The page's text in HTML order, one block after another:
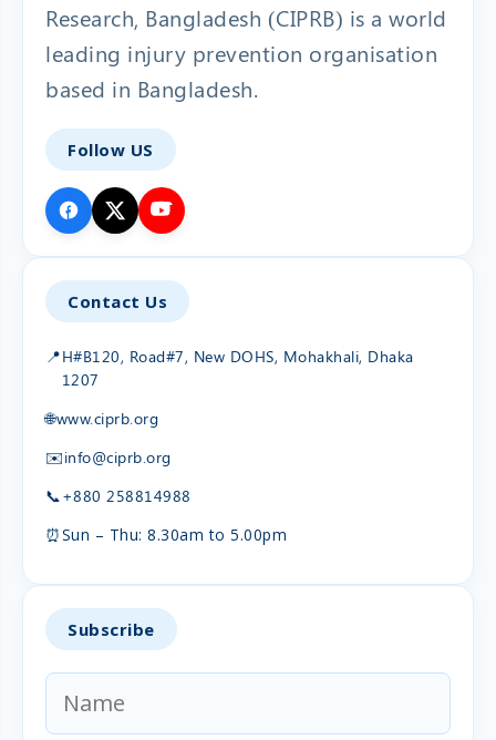
Research, Bangladesh (CIPRB) is a world
leading injury prevention organisation
based in Bangladesh.
Follow US
Contact Us
📍H#B120, Road#7, New DOHS, Mohakhali, Dhaka
1207
🌐www.ciprb.org
✉️info@ciprb.org
📞+880 258814988
⏰Sun – Thu: 8.30am to 5.00pm
Subscribe